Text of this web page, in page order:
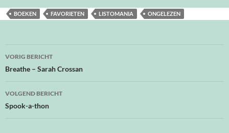
BOEKEN FAVORIETEN LISTOMANIA ONGELEZEN
Bericht
navigatie
VORIG BERICHT
Breathe – Sarah Crossan
VOLGEND BERICHT
Spook-a-thon